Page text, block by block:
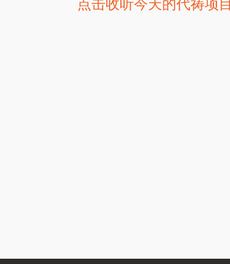
点击收听今天的代祷项目